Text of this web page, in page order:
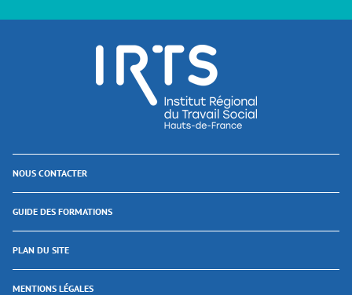
NOUS CONTACTER
GUIDE DES FORMATIONS
PLAN DU SITE
MENTIONS LÉGALES